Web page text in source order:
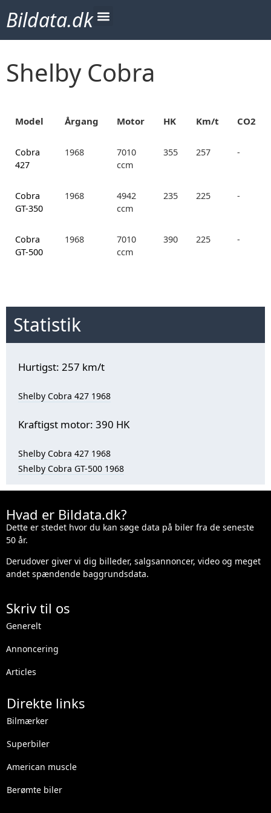
Bildata.dk
Shelby Cobra
Model Årgang Motor HK Km/t CO2
Cobra
427
1968
7010
ccm
355 257 -
Cobra
GT-350
1968
4942
ccm
235 225 -
Cobra
GT-500
1968
7010
ccm
390 225 -
Statistik
Hurtigst: 257 km/t
Shelby Cobra 427 1968
Kraftigst motor: 390 HK
Shelby Cobra 427 1968
Shelby Cobra GT-500 1968
Hvad er Bildata.dk?
Dette er stedet hvor du kan søge data på biler fra de seneste
50 år.
Derudover giver vi dig billeder, salgsannoncer, video og meget
andet spændende baggrundsdata.
Skriv til os
Generelt
Annoncering
Articles
Direkte links
Bilmærker
Superbiler
American muscle
Berømte biler